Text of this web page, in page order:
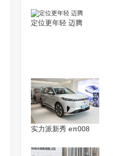
定位更年轻 迈腾
实力派新秀 eπ008